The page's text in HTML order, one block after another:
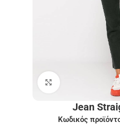
Click to enlarge
Jean
Κωδικός